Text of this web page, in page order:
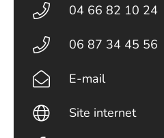
04 66 82 10 24
06 87 34 45 56
E-mail
Site internet